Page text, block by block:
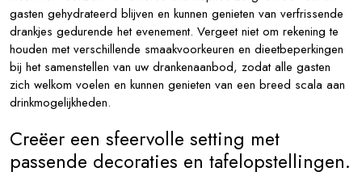
gasten gehydrateerd blijven en kunnen genieten van verfrissende
drankjes gedurende het evenement. Vergeet niet om rekening te
houden met verschillende smaakvoorkeuren en dieetbeperkingen
bij het samenstellen van uw drankenaanbod, zodat alle gasten
zich welkom voelen en kunnen genieten van een breed scala aan
drinkmogelijkheden.
Creëer een sfeervolle setting met
passende decoraties en tafelopstellingen.